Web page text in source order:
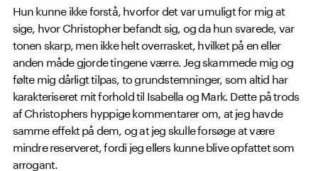
Hun kunne ikke forstå, hvorfor det var umuligt for mig at
sige, hvor Christopher befandt sig, og da hun svarede, var
tonen skarp, men ikke helt overrasket, hvilket på en eller
anden måde gjorde tingene værre. Jeg skammede mig og
følte mig dårligt tilpas, to grundstemninger, som altid har
karakteriseret mit forhold til Isabella og Mark. Dette på trods
af Christophers hyppige kommentarer om, at jeg havde
samme effekt på dem, og at jeg skulle forsøge at være
mindre reserveret, fordi jeg ellers kunne blive opfattet som
arrogant.